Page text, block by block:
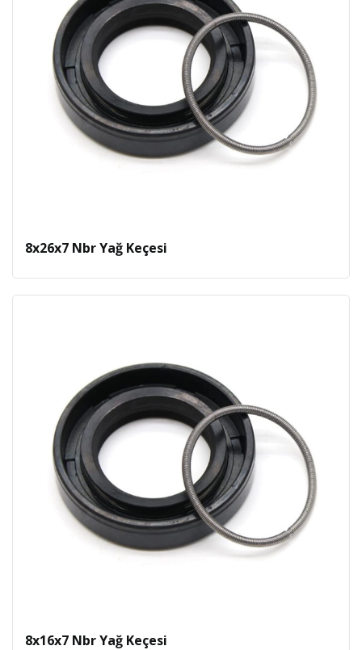
8x26x7 Nbr Yağ Keçesi
8x16x7 Nbr Yağ Keçesi